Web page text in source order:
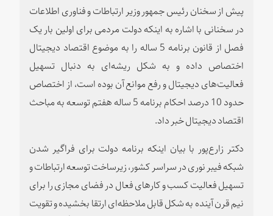
پیش از سخنان رئیس جمهور وزیر ارتباطات و فناوری اطلاعات
در سخنانی با اشاره به اینکه دولت مردمی برای اولین بار یک
فصل از قانون برنامه 5 ساله را به موضوع اقتصاد دیجیتال
اختصاص داده و به شکل ریشه‌ای به دنبال تسهیل
فعالیت‌های دیجیتال و رفع موانع آن بوده است، از اختصاص
حدود 10 درصد احکام برنامه 5 ساله هفتم توسعه به مباحث
اقتصاد دیجیتال خبر داد.
دکتر زارع‌پور با بیان اینکه برنامه دولت برای فراگیر شدن
شبکه فیبر نوری در سراسر کشور، زیرساخت توسعه ارتباطات و
تسهیل فعالیت کسب و کارهای فعال در فضای مجازی را برای
نیم قرن آینده به شکل قابل ملاحظه‌ای ارتقا بخشیده و تقویت